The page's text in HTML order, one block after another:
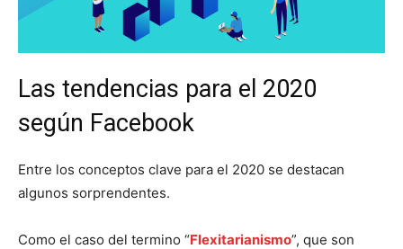
Las tendencias para el 2020
según Facebook
Entre los conceptos clave para el 2020 se destacan
algunos sorprendentes.
Como el caso del termino “Flexitarianismo”, que son